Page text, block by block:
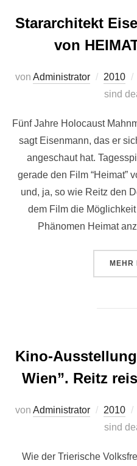
Stararchitekt
von
von Administrator 2010
sind
Fünf Jahre Holocaust
sagt Eisenmann, das er
angeschaut hat.
gerade den Film “Heimat”
und, ja, so wie Reitz den
dem Film die
Phänomen Heimat
MEHR
Kino-
Wien”. Reitz
von Administrator 2010
sind
Wie der Trierische